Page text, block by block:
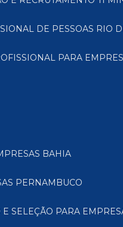
DE PESSOAS RIO
PARA
BAHIA
PERNAMBUCO
E SELEÇÃO PARA